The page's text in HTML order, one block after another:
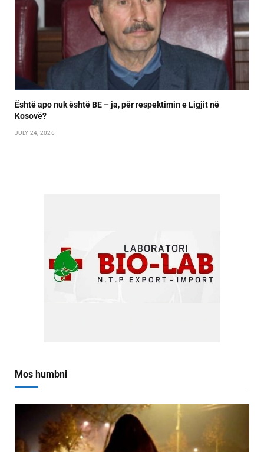
Është apo nuk është BE – ja, për respektimin e Ligjit në
Kosovë?
JULY 24, 2026
Mos humbni